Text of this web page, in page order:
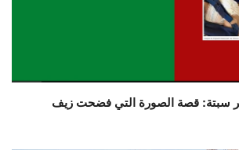
سبتة: قصة الصورة التي فضحت زيف